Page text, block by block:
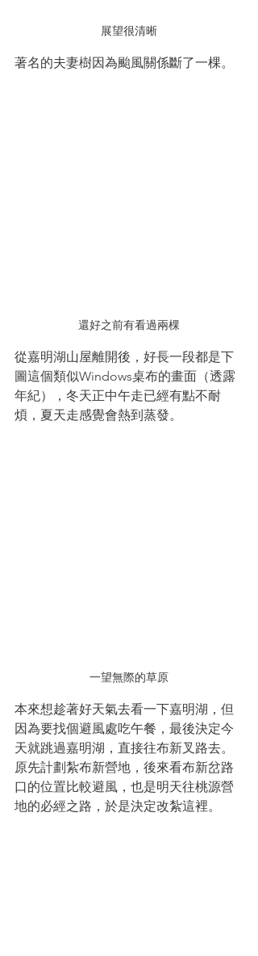
展望很清晰
著名的夫妻樹因為颱風關係斷了一棵。
還好之前有看過兩棵
從嘉明湖山屋離開後，好長一段都是下
圖這個類似Windows桌布的畫面（透露
年紀），冬天正中午走已經有點不耐
煩，夏天走感覺會熱到蒸發。
一望無際的草原
本來想趁著好天氣去看一下嘉明湖，但
因為要找個避風處吃午餐，最後決定今
天就跳過嘉明湖，直接往布新叉路去。
原先計劃紮布新營地，後來看布新岔路
口的位置比較避風，也是明天往桃源營
地的必經之路，於是決定改紮這裡。